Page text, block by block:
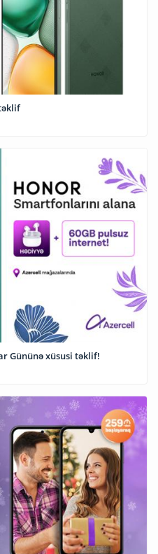
Gününə xüsusi təklif!